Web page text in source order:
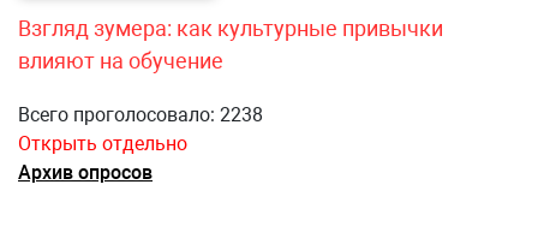
Взгляд зумера: как культурные привычки
влияют на обучение
Всего проголосовало: 2238
Открыть отдельно
Архив опросов